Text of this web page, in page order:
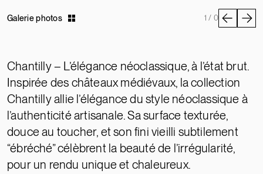
Galerie photos 1 / 0
Chantilly – L’élégance néoclassique, à l’état brut.
Inspirée des châteaux médiévaux, la collection
Chantilly allie l’élégance du style néoclassique à
l’authenticité artisanale. Sa surface texturée,
douce au toucher, et son fini vieilli subtilement
“ébréché” célèbrent la beauté de l’irrégularité,
pour un rendu unique et chaleureux.